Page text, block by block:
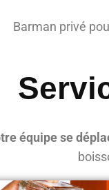
Barman privé
équipe se